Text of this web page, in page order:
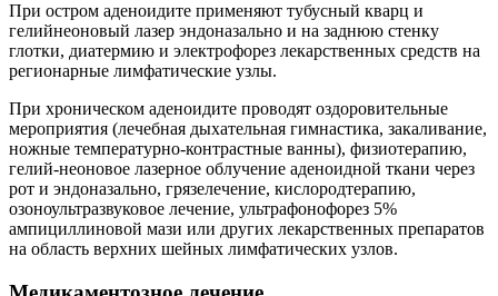
При остром аденоидите применяют тубусный кварц и
гелийнеоновый лазер эндоназально и на заднюю стенку
глотки, диатермию и электрофорез лекарственных средств на
регионарные лимфатические узлы.
При хроническом аденоидите проводят оздоровительные
мероприятия (лечебная дыхательная гимнастика, закаливание,
ножные температурно-контрастные ванны), физиотерапию,
гелий-неоновое лазерное облучение аденоидной ткани через
рот и эндоназально, грязелечение, кислородтерапию,
озоноультразвуковое лечение, ультрафонофорез 5%
ампициллиновой мази или других лекарственных препаратов
на область верхних шейных лимфатических узлов.